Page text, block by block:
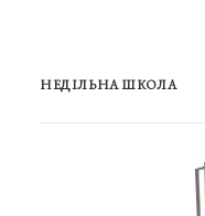
НЕДІЛЬНА ШКОЛА